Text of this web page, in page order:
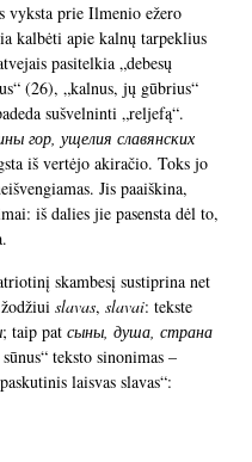
vyksta prie Ilmenio ežero
kalbėti apie kalnų tarpeklius
pasitelkia „debesų
(26), „kalnus, jų gūbrius“
sušvelninti „reljefą“.
гор, ущелия славянских
iš vertėjo akiračio. Toks jo
Jis paaiškina,
iš dalies jie pasensta dėl to,
skambesį sustiprina net
slavas, slavai: tekste
; taip pat сыны, душа, страна
teksto sinonimas –
laisvas slavas“: